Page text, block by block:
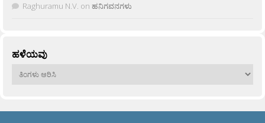
Raghuramu N.V. on ಹನಿಗವನಗಳು
ಹಳೆಯವು
ಹಳೆಯವು